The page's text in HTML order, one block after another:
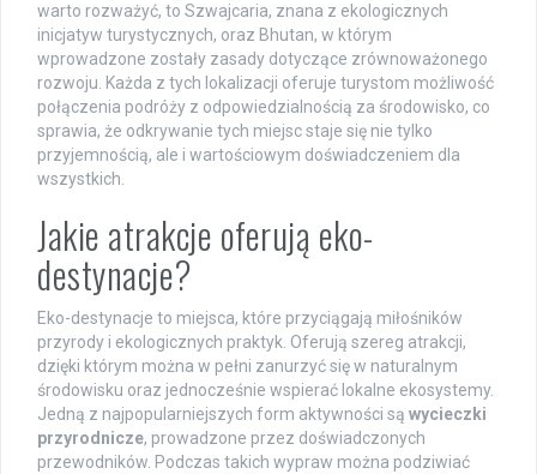
warto rozważyć, to Szwajcaria, znana z ekologicznych
inicjatyw turystycznych, oraz Bhutan, w którym
wprowadzone zostały zasady dotyczące zrównoważonego
rozwoju. Każda z tych lokalizacji oferuje turystom możliwość
połączenia podróży z odpowiedzialnością za środowisko, co
sprawia, że odkrywanie tych miejsc staje się nie tylko
przyjemnością, ale i wartościowym doświadczeniem dla
wszystkich.
Jakie atrakcje oferują eko-
destynacje?
Eko-destynacje to miejsca, które przyciągają miłośników
przyrody i ekologicznych praktyk. Oferują szereg atrakcji,
dzięki którym można w pełni zanurzyć się w naturalnym
środowisku oraz jednocześnie wspierać lokalne ekosystemy.
Jedną z najpopularniejszych form aktywności są wycieczki
przyrodnicze, prowadzone przez doświadczonych
przewodników. Podczas takich wypraw można podziwiać